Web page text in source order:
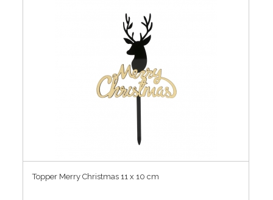
Topper Merry Christmas 11 x 10 cm